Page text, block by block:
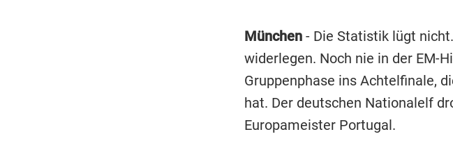
München- Die Statistik lügt
widerlegen. Noch nie in der EM-
Gruppenphase ins Achtelfinale,
hat. Der deutschen Nationalelf
Europameister Portugal.